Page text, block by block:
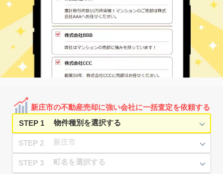
新庄市の不動産売却に強い会社に一括査定を依頼する
STEP 1
STEP 2
STEP 3